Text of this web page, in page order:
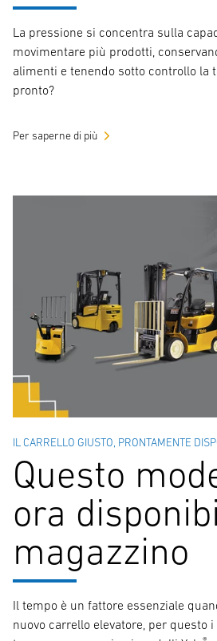
La pressione si concentra sulla
movimentare più prodotti,
alimenti e tenendo sotto controllo la
pronto?
Per saperne di più
IL CARRELLO GIUSTO, PRONTAMENTE
Questo
ora
magazzino
Il tempo è un fattore essenziale
nuovo carrello elevatore, per questo